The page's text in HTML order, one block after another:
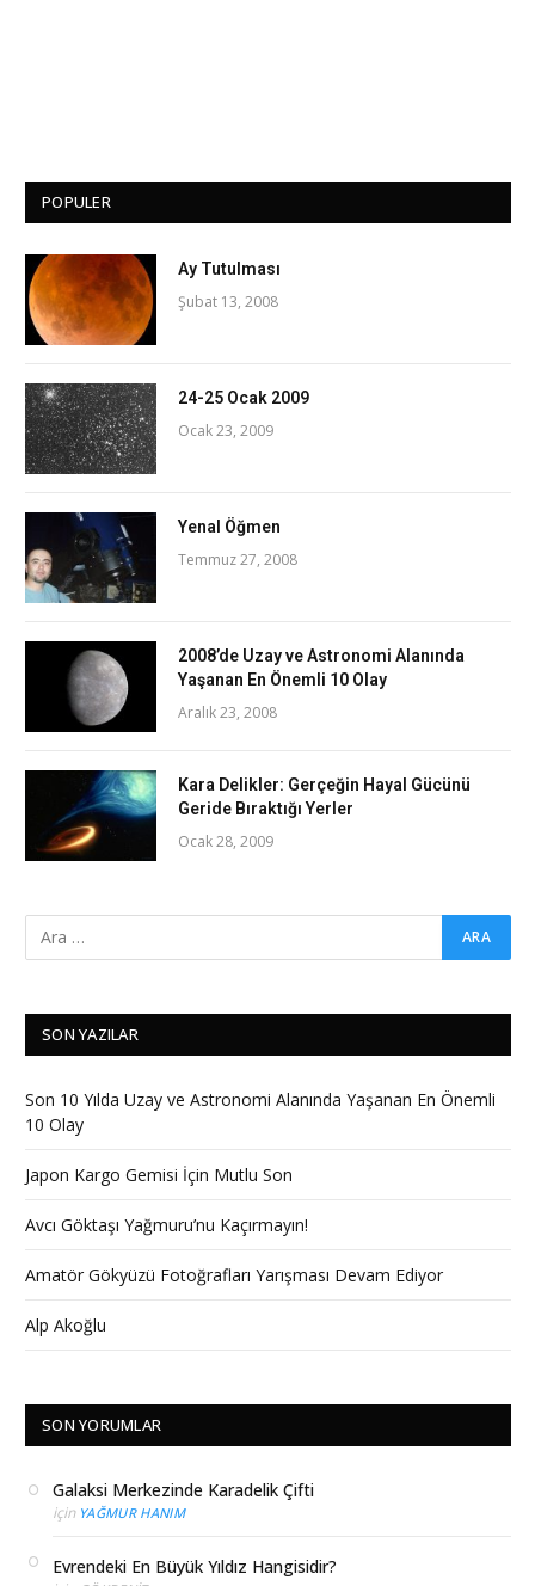
POPULER
Ay Tutulması
Şubat 13, 2008
24-25 Ocak 2009
Ocak 23, 2009
Yenal Öğmen
Temmuz 27, 2008
2008’de Uzay ve Astronomi Alanında
Yaşanan En Önemli 10 Olay
Aralık 23, 2008
Kara Delikler: Gerçeğin Hayal Gücünü
Geride Bıraktığı Yerler
Ocak 28, 2009
SON YAZILAR
Son 10 Yılda Uzay ve Astronomi Alanında Yaşanan En Önemli
10 Olay
Japon Kargo Gemisi İçin Mutlu Son
Avcı Göktaşı Yağmuru’nu Kaçırmayın!
Amatör Gökyüzü Fotoğrafları Yarışması Devam Ediyor
Alp Akoğlu
SON YORUMLAR
Galaksi Merkezinde Karadelik Çifti
için YAĞMUR HANIM
Evrendeki En Büyük Yıldız Hangisidir?